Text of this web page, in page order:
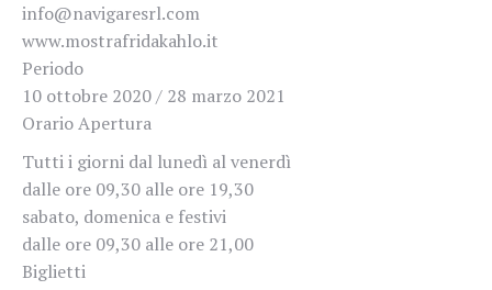
info@navigaresrl.com
www.mostrafridakahlo.it
Periodo
10 ottobre 2020 / 28 marzo 2021
Orario Apertura
Tutti i giorni dal lunedì al venerdì
dalle ore 09,30 alle ore 19,30
sabato, domenica e festivi
dalle ore 09,30 alle ore 21,00
Biglietti